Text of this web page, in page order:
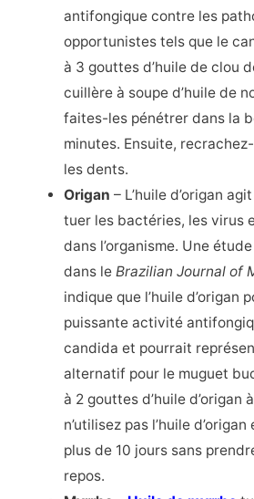
antifongique contre les
opportunistes tels que le
à 3 gouttes d’huile de clou
cuillère à soupe d’huile de
faites-les pénétrer dans la
minutes. Ensuite,
les dents.
Origan– L’huile d’origan
tuer les bactéries, les virus
dans l’organisme. Une
dans le Brazilian Journal of
indique que l’huile d’origan
puissante activité
candida et pourrait
alternatif pour le muguet
à 2 gouttes d’huile d’origan
n’utilisez pas l’huile
plus de 10 jours sans
repos.